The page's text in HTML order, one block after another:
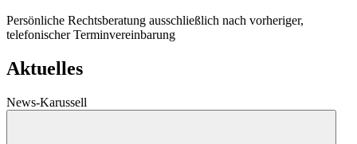
Persönliche Rechtsberatung ausschließlich nach vorheriger,
telefonischer Terminvereinbarung
Aktuelles
News-Karussell